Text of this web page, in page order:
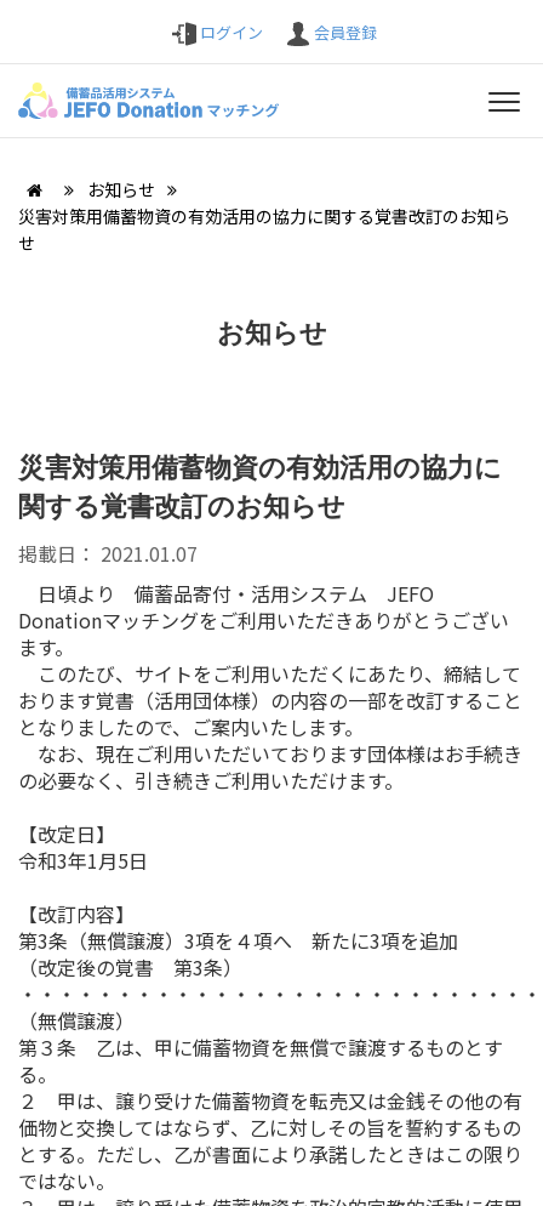
ログイン 会員登録
お知らせ
災害対策用備蓄物資の有効活用の協力に関する覚書改訂のお知ら
せ
お知らせ
災害対策用備蓄物資の有効活用の協力に
関する覚書改訂のお知らせ
掲載日： 2021.01.07
日頃より 備蓄品寄付・活用システム JEFO
Donationマッチングをご利用いただきありがとうござい
ます。
このたび、サイトをご利用いただくにあたり、締結して
おります覚書（活用団体様）の内容の一部を改訂すること
となりましたので、ご案内いたします。
なお、現在ご利用いただいております団体様はお手続き
の必要なく、引き続きご利用いただけます。
【改定日】
令和3年1月5日
【改訂内容】
第3条（無償譲渡）3項を４項へ 新たに3項を追加
（改定後の覚書 第3条）
・・・・・・・・・・・・・・・・・・・・・・・・・・
（無償譲渡）
第３条 乙は、甲に備蓄物資を無償で譲渡するものとす
る。
２ 甲は、譲り受けた備蓄物資を転売又は金銭その他の有
価物と交換してはならず、乙に対しその旨を誓約するもの
とする。ただし、乙が書面により承諾したときはこの限り
ではない。